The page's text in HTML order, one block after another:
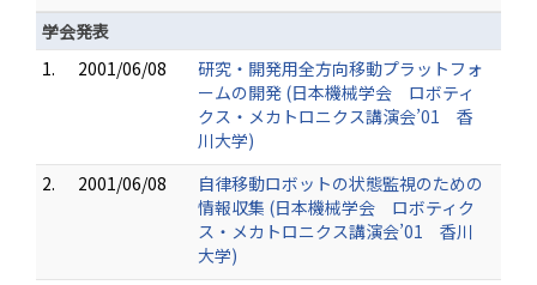
学会発表
1.
2001/06/08
研究・開発用全方向移動プラットフォ
ームの開発 (日本機械学会 ロボティ
クス・メカトロニクス講演会’01 香
川大学)
2.
2001/06/08
自律移動ロボットの状態監視のための
情報収集 (日本機械学会 ロボティク
ス・メカトロニクス講演会’01 香川
大学)